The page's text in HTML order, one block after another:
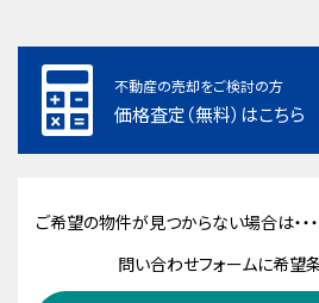
不動産の売却をご検討の方
価格査定（無料）はこちら
ご希望の物件が見つからない場合は・・・
問い合わせフォームに希望